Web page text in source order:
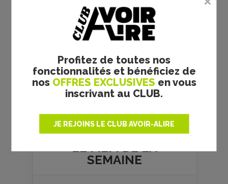
Profitez de toutes nos
fonctionnalités et bénéficiez de
nos OFFRES EXCLUSIVES en vous
inscrivant au CLUB.
JE REJOINS LE CLUB AVOIR-ALIRE
Plus de films
LE FILM DELA
SEMAINE